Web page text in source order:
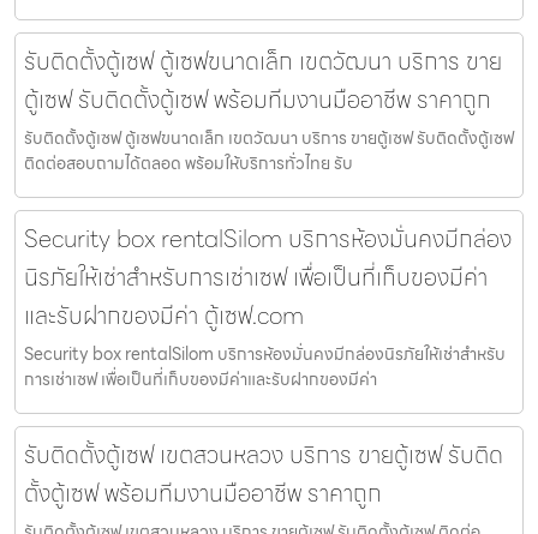
รับติดตั้งตู้เซฟ ตู้เซฟขนาดเล็ก เขตวัฒนา บริการ ขาย
ตู้เซฟ รับติดตั้งตู้เซฟ พร้อมทีมงานมืออาชีพ ราคาถูก
รับติดตั้งตู้เซฟ ตู้เซฟขนาดเล็ก เขตวัฒนา บริการ ขายตู้เซฟ รับติดตั้งตู้เซฟ
ติดต่อสอบถามได้ตลอด พร้อมให้บริการทั่วไทย รับ
Security box rentalSilom บริการห้องมั่นคงมีกล่อง
นิรภัยให้เช่าสำหรับการเช่าเซฟ เพื่อเป็นที่เก็บของมีค่า
และรับฝากของมีค่า ตู้เซฟ.com
Security box rentalSilom บริการห้องมั่นคงมีกล่องนิรภัยให้เช่าสำหรับ
การเช่าเซฟ เพื่อเป็นที่เก็บของมีค่าและรับฝากของมีค่า
รับติดตั้งตู้เซฟ เขตสวนหลวง บริการ ขายตู้เซฟ รับติด
ตั้งตู้เซฟ พร้อมทีมงานมืออาชีพ ราคาถูก